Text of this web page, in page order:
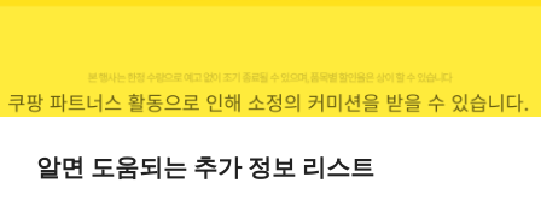
알면 도움되는 추가 정보 리스트